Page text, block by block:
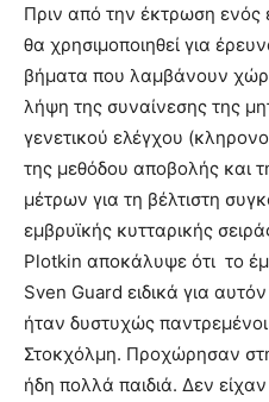
Πριν από την έκτρωση ενός
θα χρησιμοποιηθεί για
βήματα που λαμβάνουν
λήψη της συναίνεσης της
γενετικού ελέγχου
της μεθόδου αποβολής και
μέτρων για τη βέλτιστη
εμβρυϊκής κυτταρικής
Plotkin αποκάλυψε ότι το
Sven Guard ειδικά για
ήταν δυστυχώς
Στοκχόλμη. Προχώρησαν
ήδη πολλά παιδιά. Δεν είχαν